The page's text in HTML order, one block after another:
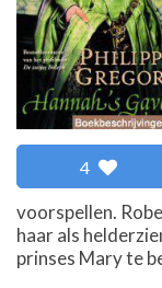
4
voorspellen.
haar als
prinses Mary te